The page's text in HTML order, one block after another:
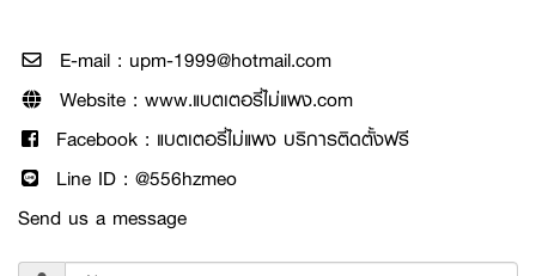
E-mail : upm-1999@hotmail.com
Website : www.แบตเตอรี่ไม่แพง.com
Facebook : แบตเตอรี่ไม่แพง บริการติดตั้งฟรี
Line ID : @556hzmeo
Send us a message